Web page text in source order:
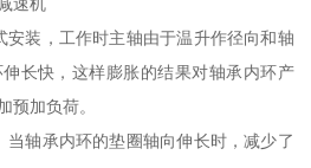
速机
安装，工作时主轴由于温升作径向和轴
长快，这样膨胀的结果对轴承内环产
预加负荷。
当轴承内环的垫圈轴向伸长时，减少了